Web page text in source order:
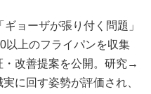
ョーザが張り付く問題」
以上のフライパンを収集
・改善提案を公開。研究→
に回す姿勢が評価され、